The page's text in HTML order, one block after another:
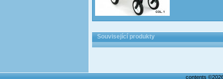
Související produkty
contents